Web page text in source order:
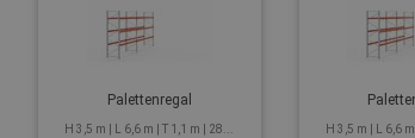
Palettenregal
H 3,5 m | L 6,6 m | T 1,1 m | 28... H 3,5 m | L 6,6